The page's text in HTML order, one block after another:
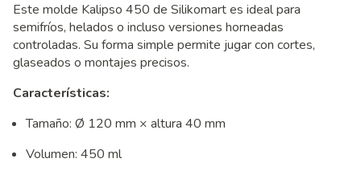
Este molde Kalipso 450 de Silikomart es ideal para
semifríos, helados o incluso versiones horneadas
controladas. Su forma simple permite jugar con cortes,
glaseados o montajes precisos.
Características:
Tamaño: Ø 120 mm × altura 40 mm
Volumen: 450 ml